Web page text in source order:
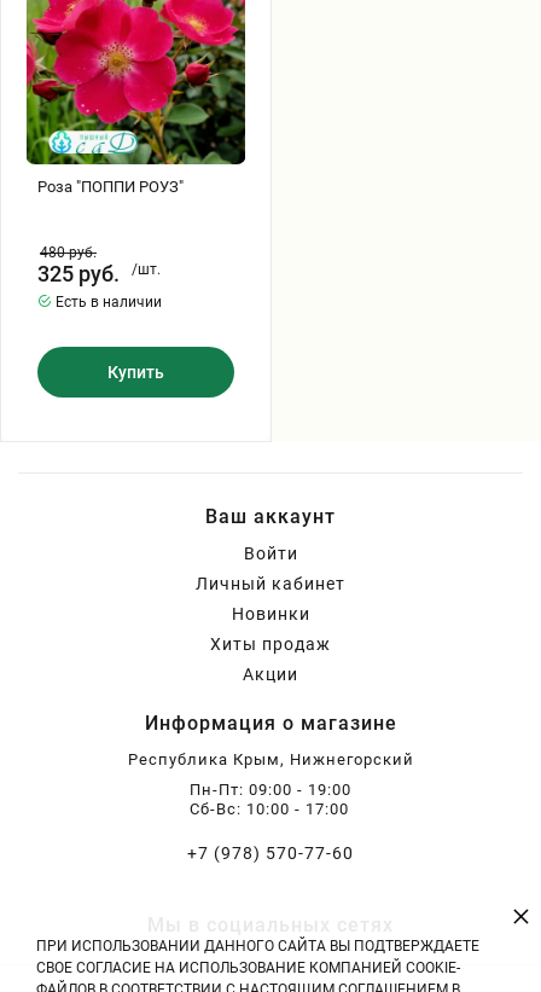
Роза "ПОППИ РОУЗ"
480руб.
325 руб.
/шт.
Есть в наличии
Купить
Ваш аккаунт
Войти
Личный кабинет
Новинки
Хиты продаж
Акции
Информация о магазине
Республика Крым, Нижнегорский
Пн-Пт: 09:00 - 19:00
Сб-Вс: 10:00 - 17:00
+7 (978) 570-77-60
ПРИ ИСПОЛЬЗОВАНИИ ДАННОГО САЙТА ВЫ ПОДТВЕРЖДАЕТЕ
СВОЕ СОГЛАСИЕ НА ИСПОЛЬЗОВАНИЕ КОМПАНИЕЙ COOKIE-
×